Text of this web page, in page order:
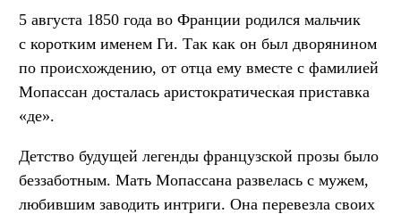
5 августа 1850 года во Франции родился мальчик
с коротким именем Ги. Так как он был дворянином
по происхождению, от отца ему вместе с фамилией
Мопассан досталась аристократическая приставка
«де».
Детство будущей легенды французской прозы было
беззаботным. Мать Мопассана развелась с мужем,
любившим заводить интриги. Она перевезла своих